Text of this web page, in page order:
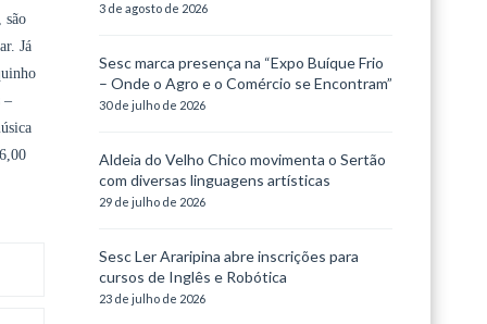
são
Já
–
3 de agosto de 2026
Sesc marca presença na “Expo Buíque Frio
– Onde o Agro e o Comércio se Encontram”
30 de julho de 2026
Aldeia do Velho Chico movimenta o Sertão
com diversas linguagens artísticas
29 de julho de 2026
Sesc Ler Araripina abre inscrições para
cursos de Inglês e Robótica
23 de julho de 2026